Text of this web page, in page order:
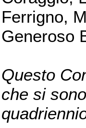
Ferrigno,
Generoso
Questo
che si